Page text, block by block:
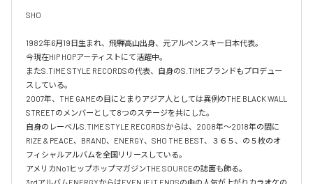
SHO
1982年6月19日生まれ、飛騨高山出身、元アルペンスキー日本代表。
今現在HIP HOPアーティストにて活躍中。
またS.TIME STYLE RECORDSの代表、自身のS.TIMEブランドもプロデュー
スしている。
2007年、THE GAMEの目にとまりアジア人としては異例のTHE BLACK WALL
STREETのメンバーとして8つのステージを共にした。
自身のレーベルS.TIME STYLE RECORDSからは、2008年〜2018年の間に
RIZE & PEACE、BRAND、ENERGY、SHO THE BEST、３６５、の５枚のオ
フィシャルアルバムを全国リリースしている。
アメリカNo1ヒップホップマガジンTHE SOURCEの誌面も飾る。
3rdアルバムENERGYからはEVEN IF IT ENDSの曲の人気が上がりカラオケの